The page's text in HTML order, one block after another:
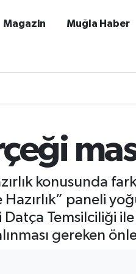
Magazin Muğla Haber
konusunda
paneli
Temsilciliği
gereken